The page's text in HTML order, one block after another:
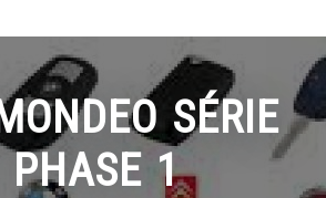
SÉRIE
PHASE 1